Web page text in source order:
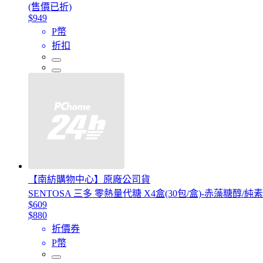
(售價已折)
$949
P幣
折扣
【南紡購物中心】原廠公司貨
SENTOSA 三多 零熱量代糖 X4盒(30包/盒)-赤藻糖醇/純
$609
$880
折價券
P幣